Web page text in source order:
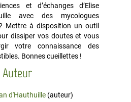
et d’échanges d’Elise
avec des mycologues
Mettre à disposition un outil
dissiper vos doutes et vous
votre connaissance des
Bonnes cueillettes !
Auteur
d'Hauthuille(auteur)